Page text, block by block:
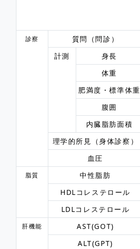
診察
質問（問診）
計測
身長
体重
肥満度・標準体重
腹囲
内臓脂肪面積
理学的所見（身体診察）
血圧
脂質 中性脂肪
HDLコレステロール
LDLコレステロール
肝機能 AST(GOT)
ALT(GPT)